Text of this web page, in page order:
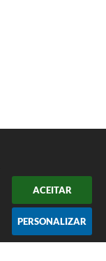
ACEITAR
PERSONALIZAR